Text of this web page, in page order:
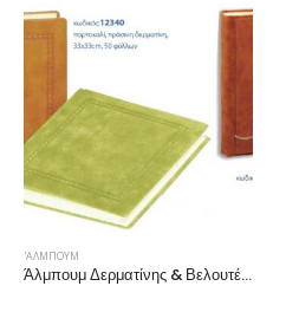
'ΑΛΜΠΟΥΜ
Άλμπουμ Δερματίνης & Βελουτέ Flock